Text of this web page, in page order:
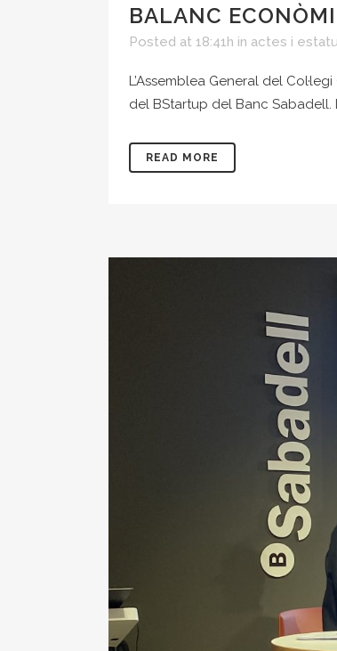
BALANC
Posted at 18:41h in actes i
L’Assemblea General del
del BStartup del Banc Sabadell.
READ MORE